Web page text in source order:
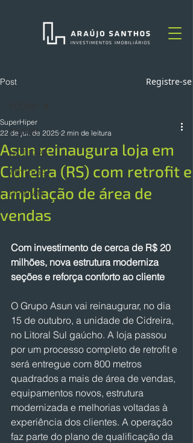
Post Registre-se
TODOS
NOTÍCIAS
ARTIGOS
OPINIÃO
Asun reinaugura loja em
Cidreira (RS) com retrofit e
ampliação de área de
vendas
SuperHiper
22 de jul. de 2025 2 min de leitura
Com investimento de cerca de R$ 20
milhões, nova estrutura moderniza
seções e reforça conforto ao cliente
O Grupo Asun vai reinaugurar, no dia
15 de outubro, a unidade de Cidreira,
no Litoral Sul gaúcho. A loja passou
por um processo completo de retrofit e
será entregue com 800 metros
quadrados a mais de área de vendas,
equipamentos novos, estrutura
modernizada e melhorias voltadas à
experiência dos clientes. A operação
faz parte do plano de qualificação da